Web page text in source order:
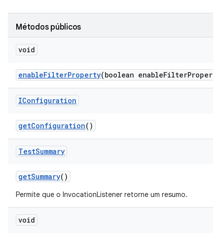
Métodos públicos
void
enableFilterProperty(boolean enableFilter
IConfiguration
getConfiguration()
TestSummary
getSummary()
Permite que o InvocationListener retorne um resumo.
void